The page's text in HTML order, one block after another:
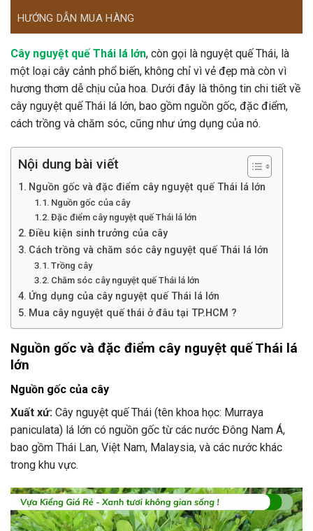
HƯỚNG DẪN MUA HÀNG
Cây nguyệt quế Thái lá lớn, còn gọi là nguyệt quế Thái, là
một loại cây cảnh phổ biến, không chỉ vì vẻ đẹp mà còn vì
hương thơm dễ chịu của hoa. Dưới đây là thông tin chi tiết về
cây nguyệt quế Thái lá lớn, bao gồm nguồn gốc, đặc điểm,
cách trồng và chăm sóc, cũng như ứng dụng của nó.
Nội dung bài viết
Nguồn gốc và đặc điểm cây nguyệt quế Thái lá lớn
Nguồn gốc của cây
Đặc điểm cây nguyệt quế Thái lá lớn
Điều kiện sinh trưởng của cây
Cách trồng và chăm sóc cây nguyệt quế Thái lá lớn
Trồng cây
Chăm sóc cây nguyệt quế Thái lá lớn
Ứng dụng của cây nguyệt quế Thái lá lớn
Mua cây nguyệt quế thái ở đâu tại TP.HCM ?
Nguồn gốc và đặc điểm cây nguyệt quế Thái lá
lớn
Nguồn gốc của cây
Xuất xứ: Cây nguyệt quế Thái (tên khoa học: Murraya
paniculata) lá lớn có nguồn gốc từ các nước Đông Nam Á,
bao gồm Thái Lan, Việt Nam, Malaysia, và các nước khác
trong khu vực.